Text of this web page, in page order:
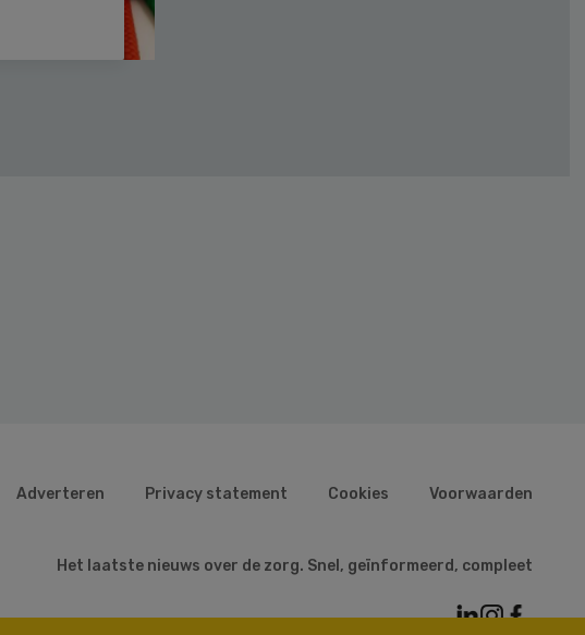
Adverteren Privacy statement Cookies Voorwaarden
Het laatste nieuws over de zorg. Snel, geïnformeerd, compleet